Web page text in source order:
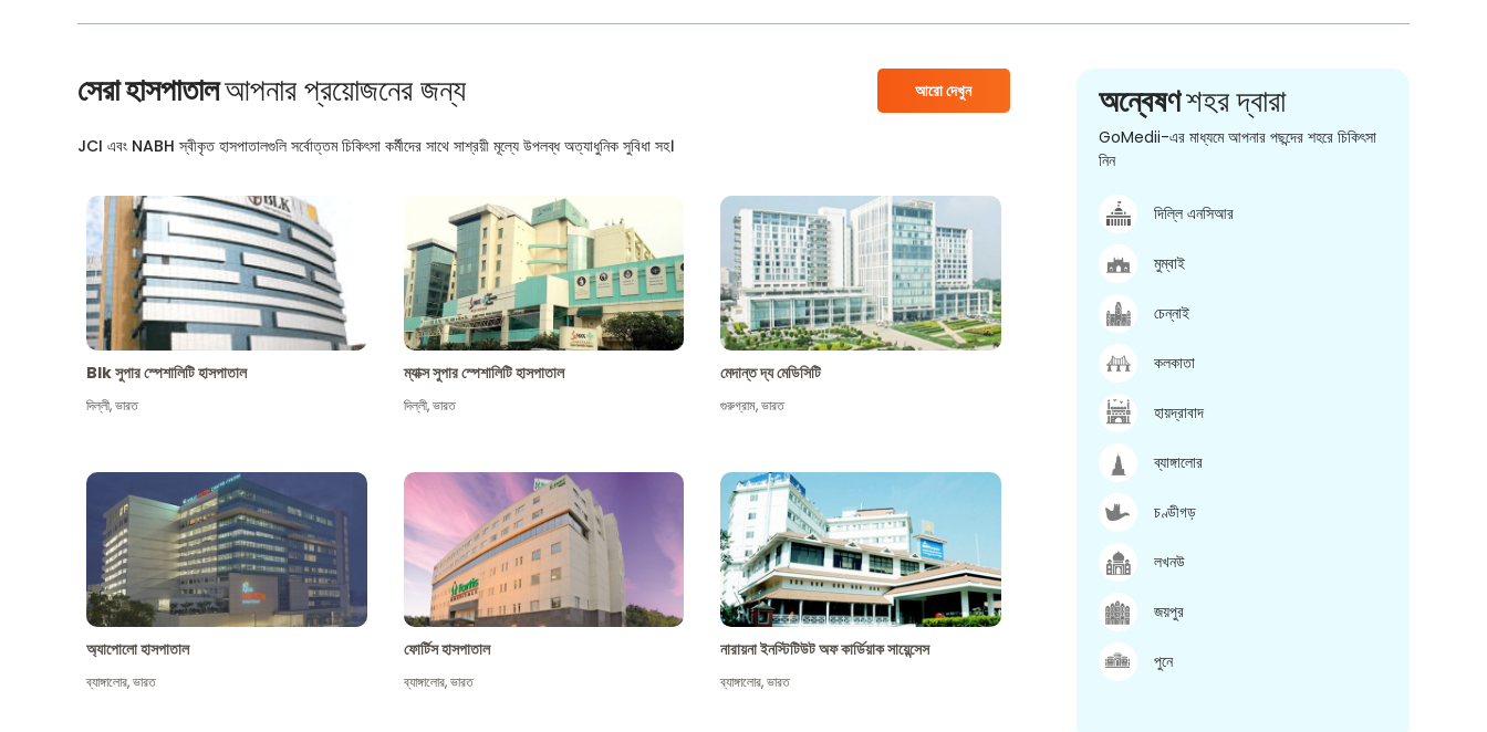
সেরা হাসপাতালআপনার প্রয়োজনের জন্য আরো দেখুন
JCI এবং NABH স্বীকৃত হাসপাতালগুলি সর্বোত্তম চিকিৎসা কর্মীদের সাথে সাশ্রয়ী মূল্যে উপলব্ধ অত্যাধুনিক সুবিধা সহ।
Blk সুপার স্পেশালিটি হাসপাতাল
দিল্লী,ভারত
ম্যাক্স সুপার স্পেশালিটি হাসপাতাল
দিল্লী,ভারত
মেদান্ত দ্য মেডিসিটি
গুরুগ্রাম,ভারত
অ্যাপোলো হাসপাতাল
ব্যাঙ্গালোর,ভারত
ফোর্টিস হাসপাতাল
ব্যাঙ্গালোর,ভারত
নারায়না ইনস্টিটিউট অফ কার্ডিয়াক সায়েন্সেস
ব্যাঙ্গালোর,ভারত
অন্বেষণশহর দ্বারা
GoMedii-এর মাধ্যমে আপনার পছন্দের শহরে চিকিৎসা
নিন
দিল্লি এনসিআর
মুম্বাই
চেন্নাই
কলকাতা
হায়দ্রাবাদ
ব্যাঙ্গালোর
চণ্ডীগড়
লখনউ
জয়পুর
পুনে